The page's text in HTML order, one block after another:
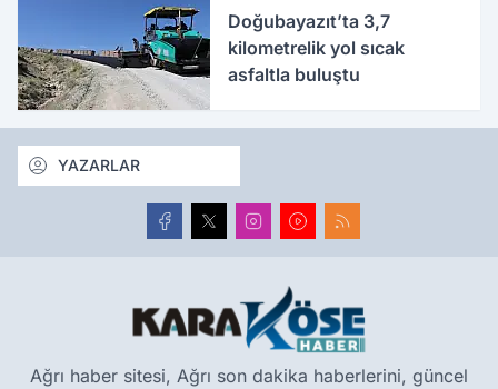
Doğubayazıt’ta 3,7
kilometrelik yol sıcak
asfaltla buluştu
YAZARLAR
Ağrı haber sitesi, Ağrı son dakika haberlerini, güncel